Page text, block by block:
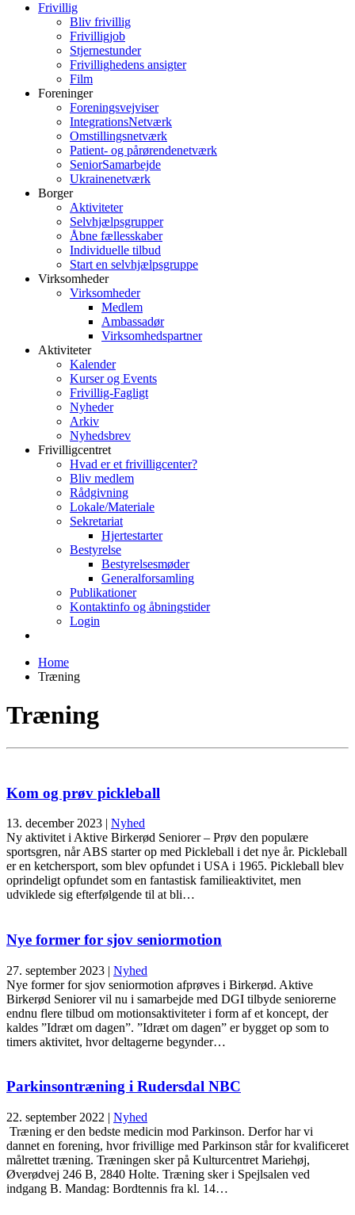
Frivillig
Bliv frivillig
Frivilligjob
Stjernestunder
Frivillighedens ansigter
Film
Foreninger
Foreningsvejviser
IntegrationsNetværk
Omstillingsnetværk
Patient- og pårørendenetværk
SeniorSamarbejde
Ukrainenetværk
Borger
Aktiviteter
Selvhjælpsgrupper
Åbne fællesskaber
Individuelle tilbud
Start en selvhjælpsgruppe
Virksomheder
Virksomheder
Medlem
Ambassadør
Virksomhedspartner
Aktiviteter
Kalender
Kurser og Events
Frivillig-Fagligt
Nyheder
Arkiv
Nyhedsbrev
Frivilligcentret
Hvad er et frivilligcenter?
Bliv medlem
Rådgivning
Lokale/Materiale
Sekretariat
Hjertestarter
Bestyrelse
Bestyrelsesmøder
Generalforsamling
Publikationer
Kontaktinfo og åbningstider
Login
Home
Træning
Træning
Kom og prøv pickleball
13. december 2023 | Nyhed
Ny aktivitet i Aktive Birkerød Seniorer – Prøv den populære
sportsgren, når ABS starter op med Pickleball i det nye år. Pickleball
er en ketchersport, som blev opfundet i USA i 1965. Pickleball blev
oprindeligt opfundet som en fantastisk familieaktivitet, men
udviklede sig efterfølgende til at bli…
Nye former for sjov seniormotion
27. september 2023 | Nyhed
Nye former for sjov seniormotion afprøves i Birkerød. Aktive
Birkerød Seniorer vil nu i samarbejde med DGI tilbyde seniorerne
endnu flere tilbud om motionsaktiviteter i form af et koncept, der
kaldes ”Idræt om dagen”. ”Idræt om dagen” er bygget op som to
timers aktivitet, hvor deltagerne begynder…
Parkinsontræning i Rudersdal NBC
22. september 2022 | Nyhed
Træning er den bedste medicin mod Parkinson. Derfor har vi
dannet en forening, hvor frivillige med Parkinson står for kvalificeret
målrettet træning. Træningen sker på Kulturcentret Mariehøj,
Øverødvej 246 B, 2840 Holte. Træning sker i Spejlsalen ved
indgang B. Mandag: Bordtennis fra kl. 14…